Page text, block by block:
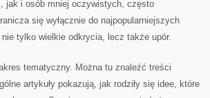
jak i osób mniej oczywistych, często
się wyłącznie do najpopularniejszych
tylko wielkie odkrycia, lecz także upór.
tematyczny. Można tu znaleźć treści
artykuły pokazują, jak rodziły się idee, które